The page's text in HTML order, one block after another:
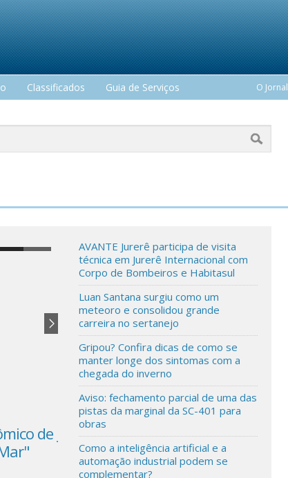
Classificados
Guia de Serviços
O Jornal
de
JP BARBEDO o novo prodígio do Kart
que está redefinindo o futuro do
automobilismo brasileiro
AVANTE Jurerê participa de visita
técnica em Jurerê Internacional com
Corpo de Bombeiros e Habitasul
Luan Santana surgiu como um
meteoro e consolidou grande
carreira no sertanejo
Gripou? Confira dicas de como se
manter longe dos sintomas com a
chegada do inverno
Aviso: fechamento parcial de uma das
pistas da marginal da SC-401 para
obras
Como a inteligência artificial e a
automação industrial podem se
complementar?